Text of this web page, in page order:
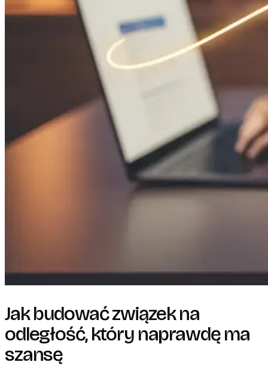
Jak budować związek na
odległość, który naprawdę ma
szansę